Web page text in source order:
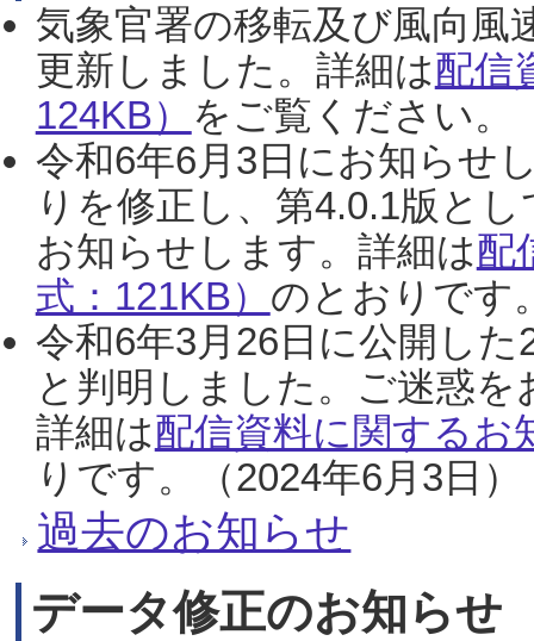
気象官署の移転及び風向風
更新しました。詳細は配信
124KB） をご覧ください。
令和6年6月3日にお知らせ
りを修正し、第4.0.1版と
お知らせします。詳細は配
式：121KB） のとおりです
令和6年3月26日に公開し
と判明しました。ご迷惑
詳細は配信資料に関するお
りです。（2024年6月3日）
過去のお知らせ
データ修正のお知らせ